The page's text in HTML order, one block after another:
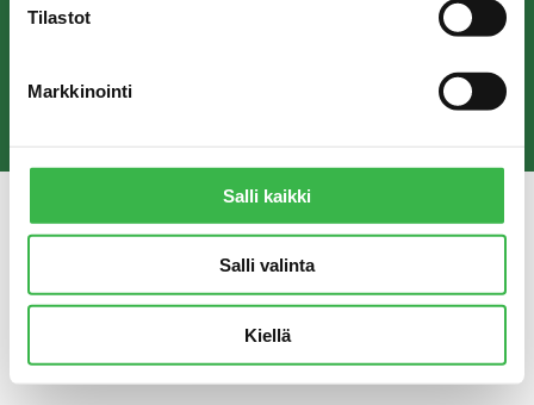
Tilastot
Markkinointi
Salli kaikki
Salli valinta
Kiellä